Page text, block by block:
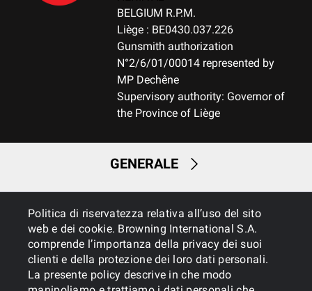
Politica di riservatezza relativa all’uso del sito
web e dei cookie. Browning International S.A.
comprende l’importanza della privacy dei suoi
clienti e della protezione dei loro dati personali.
La presente policy descrive in che modo
BELGIUM R.P.M.
Liège : BE0430.037.226
Gunsmith authorization
N°2/6/01/00014 represented by
MP Dechêne
Supervisory authority: Governor of
the Province of Liège
GENERALE
SERVIZI